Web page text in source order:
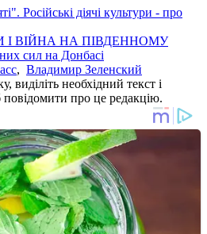
Російські діячі культури - про
І ВІЙНА НА ПІВДЕННОМУ
сил на Донбасі
, Владимир Зеленский
необхідний текст і
про це редакцію.